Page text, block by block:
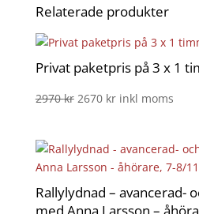
Relaterade produkter
Privat paketpris på 3 x 1
2970kr Det
var:
2970 kr.
2670 krDet
är:
2670 kr.
inkl moms
Rallylydnad – avancerad-